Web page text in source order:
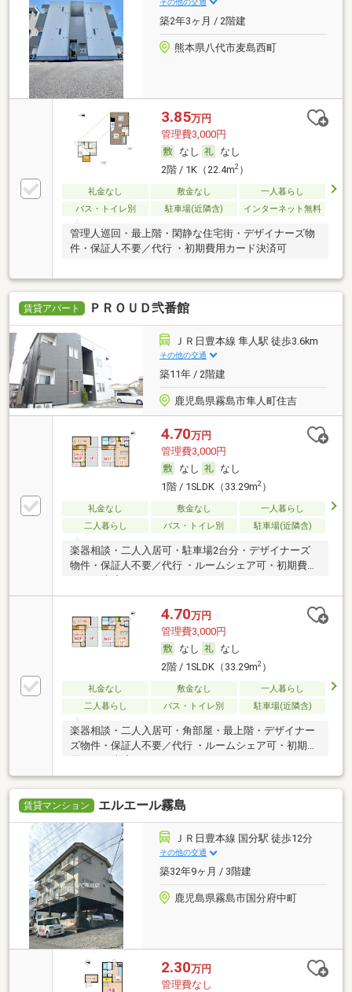
築2年3ヶ月 / 2階建
熊本県八代市麦島西町
3.85万円
管理費3,000円
なし
なし
2階 / 1K（22.4m2）
礼金なし 敷金なし
一人暮らし
バス・トイレ別
駐車場(近隣含) インターネット無料
管理人巡回・最上階・閑静な住宅街・デザイナーズ物
件・保証人不要／代行 ・初期費用カード決済可
賃貸アパート ＰＲＯＵＤ弐番館
ＪＲ日豊本線 隼人駅 徒歩3.6km
その他の交通
築11年 / 2階建
鹿児島県霧島市隼人町住吉
4.70万円
管理費3,000円
なし
なし
1階 / 1SLDK（33.29m2）
礼金なし 敷金なし
一人暮らし
二人暮らし
バス・トイレ別 駐車場(近隣含)
楽器相談・二人入居可・駐車場2台分・デザイナーズ
物件・保証人不要／代行 ・ルームシェア可・初期費用
4.70万円
管理費3,000円
なし
なし
2階 / 1SLDK（33.29m2）
礼金なし 敷金なし
一人暮らし
二人暮らし
バス・トイレ別 駐車場(近隣含)
楽器相談・二人入居可・角部屋・最上階・デザイナー
ズ物件・保証人不要／代行 ・ルームシェア可・初期費
賃貸マンション エルエール霧島
ＪＲ日豊本線 国分駅 徒歩12分
その他の交通
築32年9ヶ月 / 3階建
鹿児島県霧島市国分府中町
2.30万円
管理費なし